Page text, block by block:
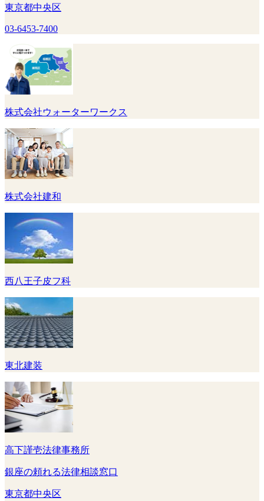
東京都中央区
03-6453-7400
株式会社ウォーターワークス
株式会社建和
西八王子皮フ科
東北建装
高下謹壱法律事務所
銀座の頼れる法律相談窓口
東京都中央区